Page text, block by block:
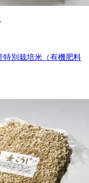
別栽培米（有機肥料